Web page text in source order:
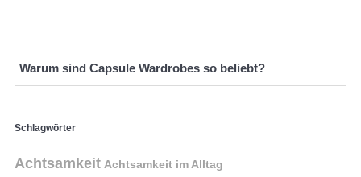
Warum sind Capsule Wardrobes so beliebt?
Schlagwörter
Achtsamkeit Achtsamkeit im Alltag